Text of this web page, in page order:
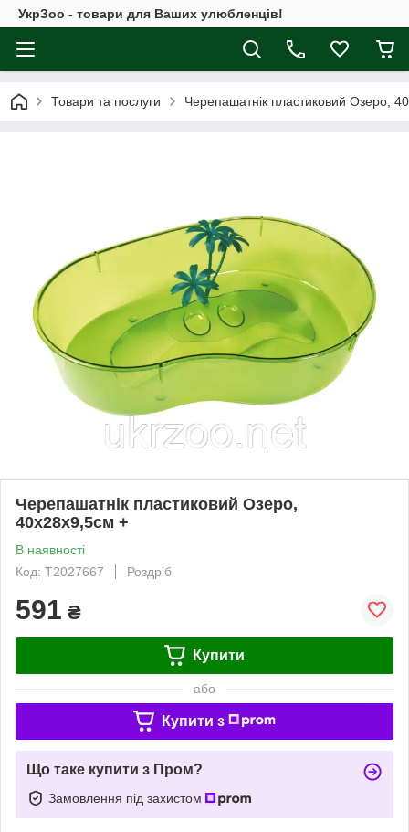
УкрЗоо - товари для Ваших улюбленців!
Товари та послуги Черепашатнік пластиковий Озеро,
Черепашатнік пластиковий Озеро,
40х28х9,5см +
В наявності
Код: T2027667
Роздріб
591 ₴
Купити
або
Купити з
Що таке купити з Пром?
Замовлення під захистом